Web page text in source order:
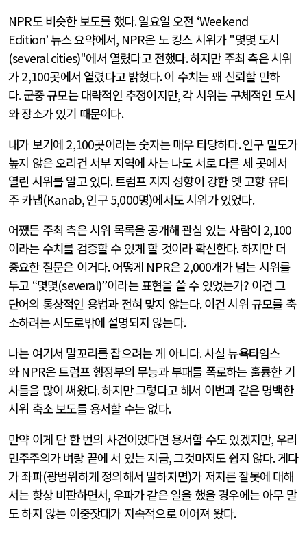
NPR도 비슷한 보도를 했다.일요일 오전 ‘Weekend
Edition’뉴스 요약에서, NPR은 노 킹스 시위가 "몇몇 도시
(several cities)"에서 열렸다고 전했다.하지만 주최 측은 시위
가2,100곳에서 열렸다고 밝혔다.이 수치는 꽤 신뢰할 만하
다.군중 규모는 대략적인 추정이지만,각 시위는 구체적인 도시
와 장소가 있기 때문이다.
내가 보기에 2,100곳이라는 숫자는 매우 타당하다.인구 밀도가
높지 않은 오리건 서부 지역에 사는 나도 서로 다른 세 곳에서
열린 시위를 알고 있다.트럼프 지지 성향이 강한 옛 고향 유타
주 카냅(Kanab,인구5,000명)에서도 시위가 있었다.
어쨌든 주최 측은 시위 목록을 공개해 관심 있는 사람이 2,100
이라는 수치를 검증할 수 있게 할 것이라 확신한다.하지만 더
중요한 질문은 이거다.어떻게 NPR은2,000개가 넘는 시위를
두고 “몇몇(several)”이라는 표현을 쓸 수 있었는가? 이건 그
단어의 통상적인 용법과 전혀 맞지 않는다.이건 시위 규모를 축
소하려는 시도로밖에 설명되지 않는다.
나는 여기서 말꼬리를 잡으려는 게 아니다.사실 뉴욕타임스
와NPR은 트럼프 행정부의 무능과 부패를 폭로하는 훌륭한 기
사들을 많이 써왔다.하지만 그렇다고 해서 이번과 같은 명백한
시위 축소 보도를 용서할 수는 없다.
만약 이게 단 한 번의 사건이었다면 용서할 수도 있겠지만, 우리
민주주의가 벼랑 끝에 서 있는 지금,그것마저도 쉽지 않다.게다
가 좌파(광범위하게 정의해서 말하자면)가 저지른 잘못에 대해
서는 항상 비판하면서, 우파가 같은 일을 했을 경우에는 아무 말
도 하지 않는 이중잣대가 지속적으로 이어져 왔다.